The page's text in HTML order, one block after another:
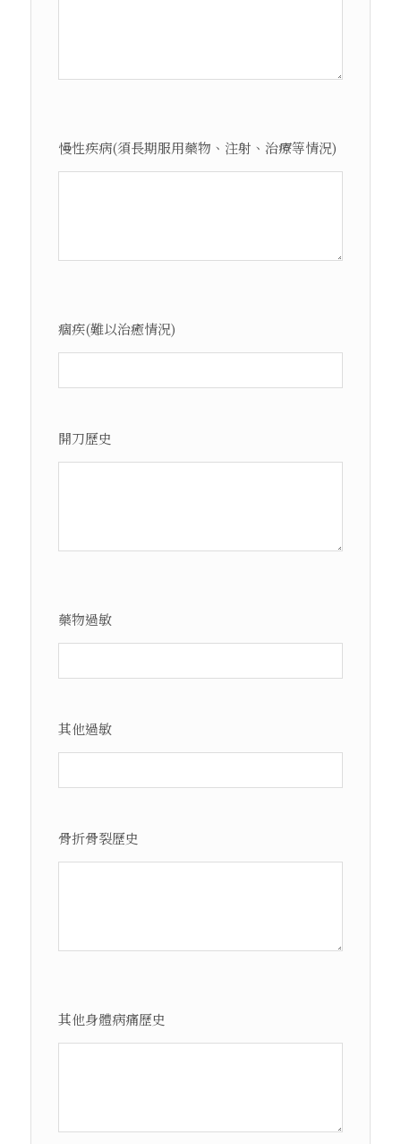
慢性疾病(須長期服用藥物、注射、治療等情況)
痼疾(難以治癒情況)
開刀歷史
藥物過敏
其他過敏
骨折骨裂歷史
其他身體病痛歷史